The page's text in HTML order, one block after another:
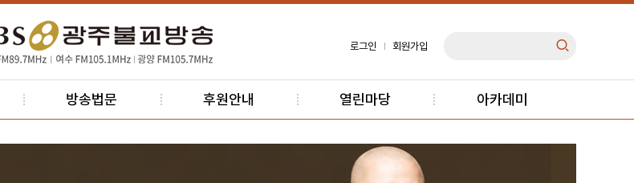
로그인 회원가입
방송법문 후원안내 열린마당 아카데미